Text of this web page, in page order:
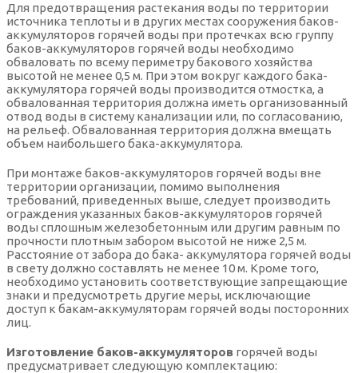
Для предотвращения растекания воды по территории
источника теплоты и в других местах сооружения баков-
аккумуляторов горячей воды при протечках всю группу
баков-аккумуляторов горячей воды необходимо
обваловать по всему периметру бакового хозяйства
высотой не менее 0,5 м. При этом вокруг каждого бака-
аккумулятора горячей воды производится отмостка, а
обвалованная территория должна иметь организованный
отвод воды в систему канализации или, по согласованию,
на рельеф. Обвалованная территория должна вмещать
объем наибольшего бака-аккумулятора.
При монтаже баков-аккумуляторов горячей воды вне
территории организации, помимо выполнения
требований, приведенных выше, следует производить
ограждения указанных баков-аккумуляторов горячей
воды сплошным железобетонным или другим равным по
прочности плотным забором высотой не ниже 2,5 м.
Расстояние от забора до бака- аккумулятора горячей воды
в свету должно составлять не менее 10 м. Кроме того,
необходимо установить соответствующие запрещающие
знаки и предусмотреть другие меры, исключающие
доступ к бакам-аккумуляторам горячей воды посторонних
лиц.
Изготовление баков-аккумуляторов горячей воды
предусматривает следующую комплектацию: